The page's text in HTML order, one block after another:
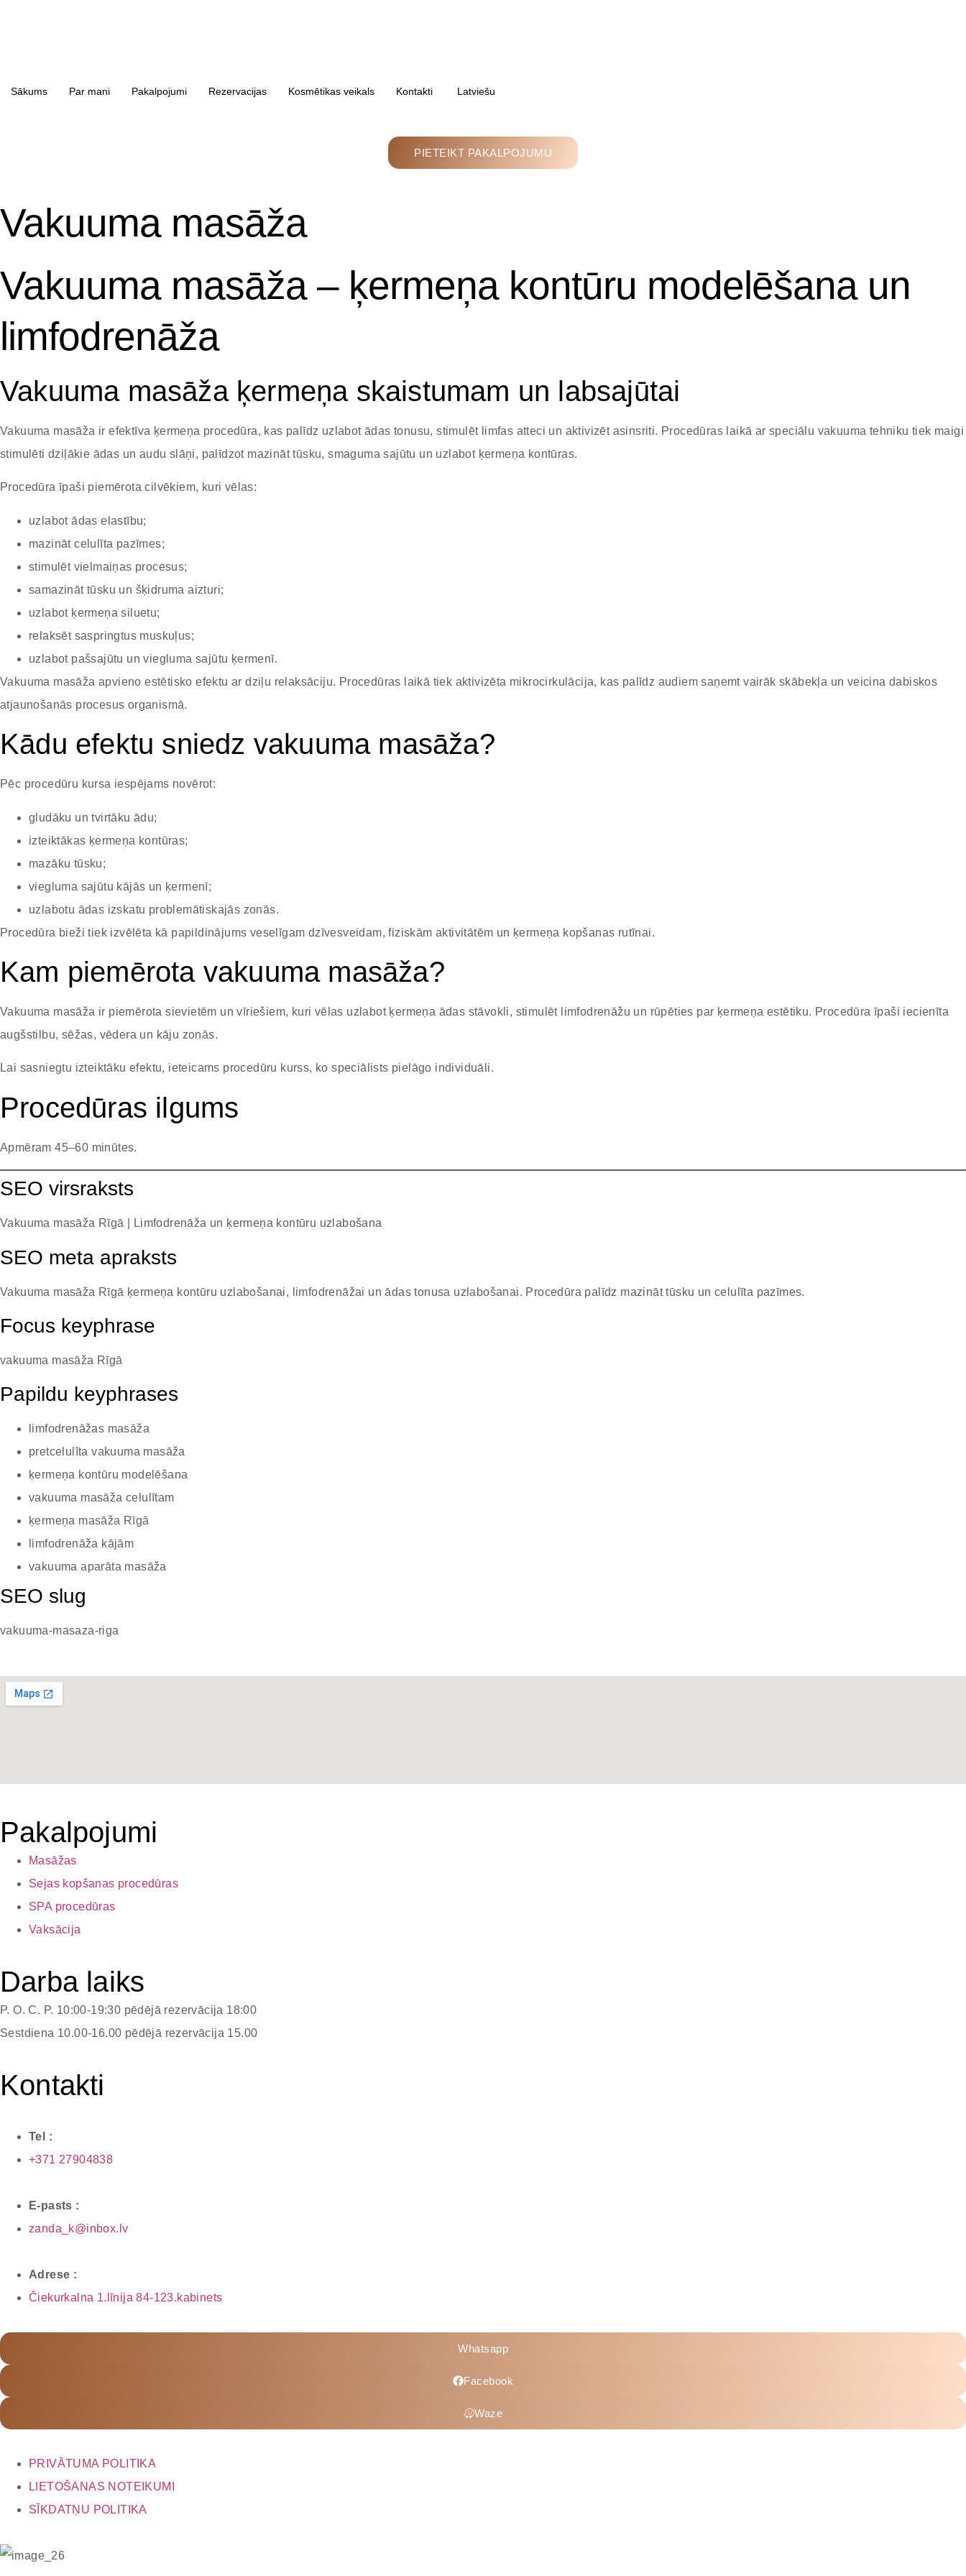
Sākums Par mani Pakalpojumi Rezervacijas Kosmētikas veikals Kontakti Latviešu
PIETEIKT PAKALPOJUMU
Vakuuma masāža
Vakuuma masāža – ķermeņa kontūru modelēšana un
limfodrenāža
Vakuuma masāža ķermeņa skaistumam un labsajūtai
Vakuuma masāža ir efektīva ķermeņa procedūra, kas palīdz uzlabot ādas tonusu, stimulēt limfas atteci un aktivizēt asinsriti. Procedūras laikā ar speciālu vakuuma tehniku tiek maigi
stimulēti dziļākie ādas un audu slāņi, palīdzot mazināt tūsku, smaguma sajūtu un uzlabot ķermeņa kontūras.
Procedūra īpaši piemērota cilvēkiem, kuri vēlas:
uzlabot ādas elastību;
mazināt celulīta pazīmes;
stimulēt vielmaiņas procesus;
samazināt tūsku un šķidruma aizturi;
uzlabot ķermeņa siluetu;
relaksēt saspringtus muskuļus;
uzlabot pašsajūtu un viegluma sajūtu ķermenī.
Vakuuma masāža apvieno estētisko efektu ar dziļu relaksāciju. Procedūras laikā tiek aktivizēta mikrocirkulācija, kas palīdz audiem saņemt vairāk skābekļa un veicina dabiskos
atjaunošanās procesus organismā.
Kādu efektu sniedz vakuuma masāža?
Pēc procedūru kursa iespējams novērot:
gludāku un tvirtāku ādu;
izteiktākas ķermeņa kontūras;
mazāku tūsku;
viegluma sajūtu kājās un ķermenī;
uzlabotu ādas izskatu problemātiskajās zonās.
Procedūra bieži tiek izvēlēta kā papildinājums veselīgam dzīvesveidam, fiziskām aktivitātēm un ķermeņa kopšanas rutīnai.
Kam piemērota vakuuma masāža?
Vakuuma masāža ir piemērota sievietēm un vīriešiem, kuri vēlas uzlabot ķermeņa ādas stāvokli, stimulēt limfodrenāžu un rūpēties par ķermeņa estētiku. Procedūra īpaši iecienīta
augšstilbu, sēžas, vēdera un kāju zonās.
Lai sasniegtu izteiktāku efektu, ieteicams procedūru kurss, ko speciālists pielāgo individuāli.
Procedūras ilgums
Apmēram 45–60 minūtes.
SEO virsraksts
Vakuuma masāža Rīgā | Limfodrenāža un ķermeņa kontūru uzlabošana
SEO meta apraksts
Vakuuma masāža Rīgā ķermeņa kontūru uzlabošanai, limfodrenāžai un ādas tonusa uzlabošanai. Procedūra palīdz mazināt tūsku un celulīta pazīmes.
Focus keyphrase
vakuuma masāža Rīgā
Papildu keyphrases
limfodrenāžas masāža
pretcelulīta vakuuma masāža
ķermeņa kontūru modelēšana
vakuuma masāža celulītam
ķermeņa masāža Rīgā
limfodrenāža kājām
vakuuma aparāta masāža
SEO slug
vakuuma-masaza-riga
Pakalpojumi
Masāžas
Sejas kopšanas procedūras
SPA procedūras
Vaksācija
Darba laiks
P. O. C. P. 10:00-19:30 pēdējā rezervācija 18:00
Sestdiena 10.00-16.00 pēdējā rezervācija 15.00
Kontakti
Tel :
+371 27904838
E-pasts :
zanda_k@inbox.lv
Adrese :
Čiekurkalna 1.līnija 84-123.kabinets
Whatsapp
Facebook
Waze
PRIVĀTUMA POLITIKA
LIETOŠANAS NOTEIKUMI
SĪKDATŅU POLITIKA